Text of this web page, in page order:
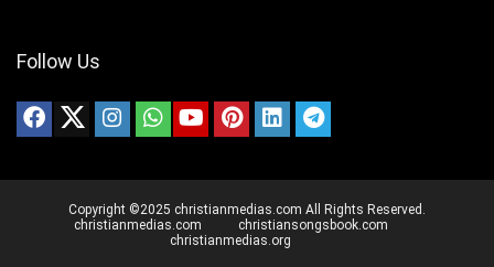
Follow Us
Copyright ©2025 christianmedias.com All Rights Reserved.
christianmedias.com
christiansongsbook.com
christianmedias.org